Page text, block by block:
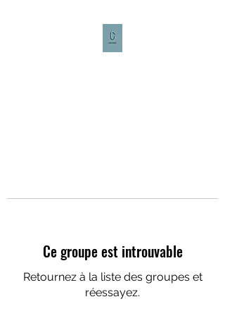
Ce groupe est introuvable
Retournez à la liste des groupes et
réessayez.